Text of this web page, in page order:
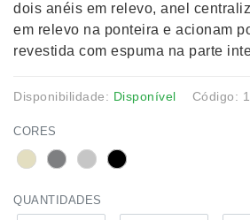
dois anéis em relevo, anel
em relevo na ponteira e acionam
revestida com espuma na parte
Disponibilidade: Disponível Código:
CORES
QUANTIDADES